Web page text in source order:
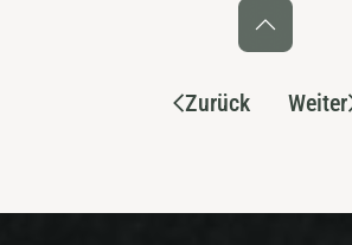
Zurück Weiter